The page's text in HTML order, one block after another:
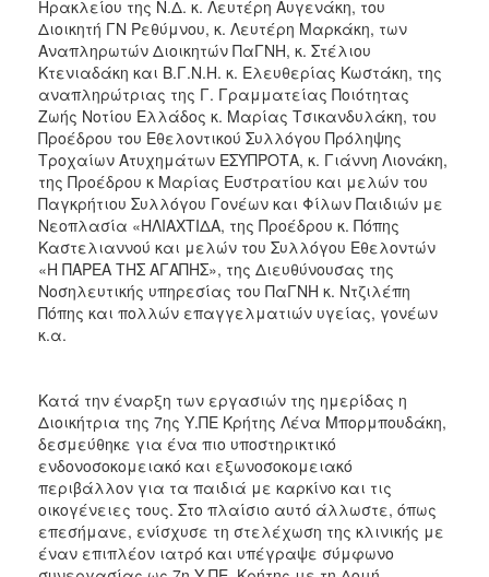
Ηρακλείου της Ν.Δ. κ. Λευτέρη Αυγενάκη, του
Διοικητή ΓΝ Ρεθύμνου, κ. Λευτέρη Μαρκάκη, των
Αναπληρωτών Διοικητών ΠαΓΝΗ, κ. Στέλιου
Κτενιαδάκη και Β.Γ.Ν.Η. κ. Ελευθερίας Κωστάκη, της
αναπληρώτριας της Γ. Γραμματείας Ποιότητας
Ζωής Νοτίου Ελλάδος κ. Μαρίας Τσικανδυλάκη, του
Προέδρου του Εθελοντικού Συλλόγου Πρόληψης
Τροχαίων Ατυχημάτων ΕΣΥΠΡΟΤΑ, κ. Γιάννη Λιονάκη,
της Προέδρου κ Μαρίας Ευστρατίου και μελών του
Παγκρήτιου Συλλόγου Γονέων και Φίλων Παιδιών με
Νεοπλασία «ΗΛΙΑΧΤΙΔΑ, της Προέδρου κ. Πόπης
Καστελιαννού και μελών του Συλλόγου Εθελοντών
«Η ΠΑΡΕΑ ΤΗΣ ΑΓΑΠΗΣ», της Διευθύνουσας της
Νοσηλευτικής υπηρεσίας του ΠαΓΝΗ κ. Ντζιλέπη
Πόπης και πολλών επαγγελματιών υγείας, γονέων
κ.α.
Κατά την έναρξη των εργασιών της ημερίδας η
Διοικήτρια της 7ης Υ.ΠΕ Κρήτης Λένα Μπορμπουδάκη,
δεσμεύθηκε για ένα πιο υποστηρικτικό
ενδονοσοκομειακό και εξωνοσοκομειακό
περιβάλλον για τα παιδιά με καρκίνο και τις
οικογένειες τους. Στο πλαίσιο αυτό άλλωστε, όπως
επεσήμανε, ενίσχυσε τη στελέχωση της κλινικής με
έναν επιπλέον ιατρό και υπέγραψε σύμφωνο